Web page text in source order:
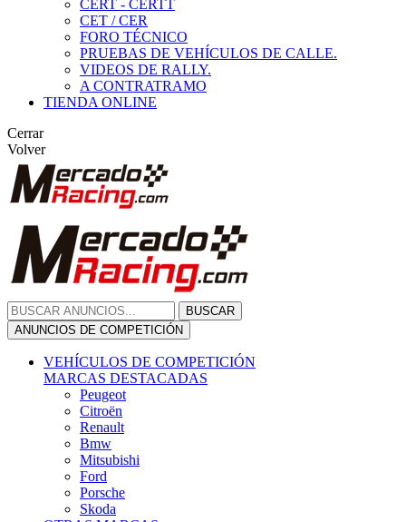
CERT - CERTT
CET / CER
FORO TÉCNICO
PRUEBAS DE VEHÍCULOS DE CALLE.
VIDEOS DE RALLY.
A CONTRATRAMO
TIENDA ONLINE
Cerrar
Volver
BUSCAR
ANUNCIOS DE COMPETICIÓN
VEHÍCULOS DE COMPETICIÓN
MARCAS DESTACADAS
Peugeot
Citroën
Renault
Bmw
Mitsubishi
Ford
Porsche
Skoda